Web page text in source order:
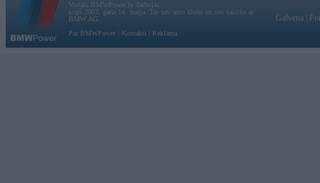
Vortāls BMWPower.lv darbojas
kopš 2002. gada 14. maija. Tas nav auto klubs un nav saistīts ar
BMW AG.
Par BMWPower
Kontakti Reklāma
Galvena